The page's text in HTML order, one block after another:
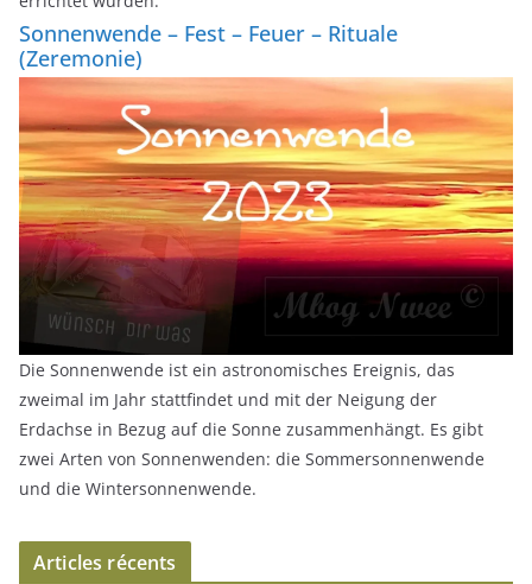
Sonnenwende – Fest – Feuer – Rituale
(Zeremonie)
Die Sonnenwende ist ein astronomisches Ereignis, das
zweimal im Jahr stattfindet und mit der Neigung der
Erdachse in Bezug auf die Sonne zusammenhängt. Es gibt
zwei Arten von Sonnenwenden: die Sommersonnenwende
und die Wintersonnenwende.
Articles récents